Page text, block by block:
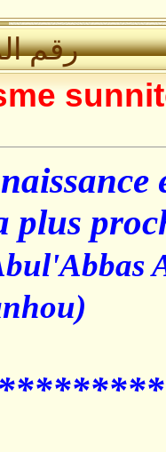
:
2
La
porte la
Saydina